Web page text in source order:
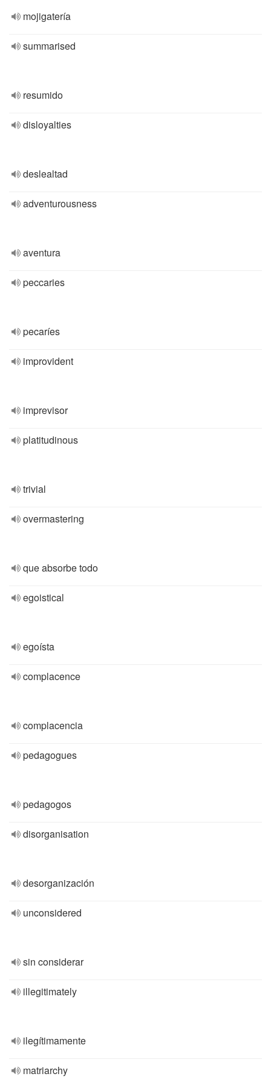
mojigatería
summarised
resumido
disloyalties
deslealtad
adventurousness
aventura
peccaries
pecaríes
improvident
imprevisor
platitudinous
trivial
overmastering
que absorbe todo
egoistical
egoísta
complacence
complacencia
pedagogues
pedagogos
disorganisation
desorganización
unconsidered
sin considerar
illegitimately
ilegítimamente
matriarchy